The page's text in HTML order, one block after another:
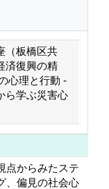
（板橋区共
済復興の精
心理と行動 ‐
ら学ぶ災害心
点からみたステ
、偏見の社会心